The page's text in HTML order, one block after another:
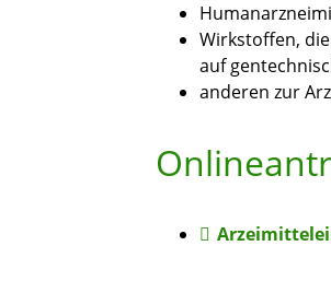
Wirkstoffen,
auf
anderen zur